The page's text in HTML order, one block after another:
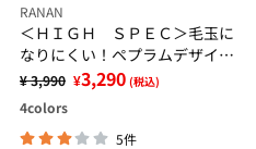
RANAN
＜ＨＩＧＨ ＳＰＥＣ＞毛玉に
なりにくい！ペプラムデザイン
ワンピース
¥ 3,990 ¥3,290 (税込)
4colors
5件